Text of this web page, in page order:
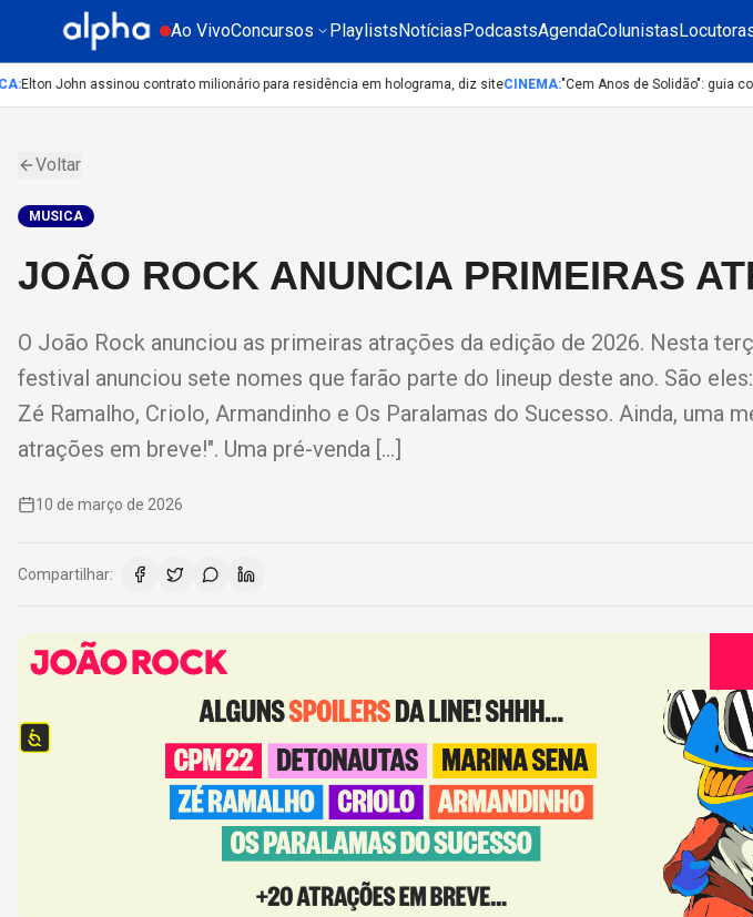
Ao VivoConcursos PlaylistsNotíciasPodcastsAgendaColunistas
:Elton John assinou contrato milionário para residência em holograma, diz siteCINEMA:"Cem Anos de Solidão": guia
Voltar
MUSICA
JOÃO ROCK ANUNCIA PRIMEIRAS
O João Rock anunciou as primeiras atrações da edição de 2026. Nesta
festival anunciou sete nomes que farão parte do lineup deste ano. São
Zé Ramalho, Criolo, Armandinho e Os Paralamas do Sucesso. Ainda, uma
atrações em breve!". Uma pré-venda […]
10 de março de 2026
Compartilhar: